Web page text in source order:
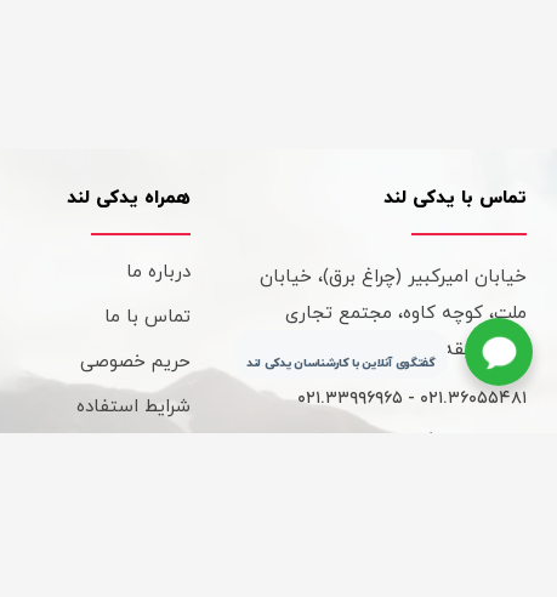
تماس با یدکی لند
خیابان امیرکبیر (چراغ برق)، خیابان
ملت، کوچه کاوه، مجتمع تجاری
کاوه، طبقه سوم، واحد 315
۰۲۱.۳۳۹۹۶۹۶۵ - ۰۲۱.۳۶۰۵۵۴۸۱
ساعات کاری : 9 الی 18
همراه یدکی لند
درباره ما
تماس با ما
حریم خصوصی
شرایط استفاده
گفتگوی آنلاین با کارشناسان یدکی لند